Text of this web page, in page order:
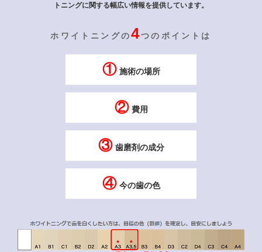
トニングに関する幅広い情報を提供しています。
ホワイトニングの4つのポイントは
① 施術の場所
② 費用
③ 歯磨剤の成分
④ 今の歯の色